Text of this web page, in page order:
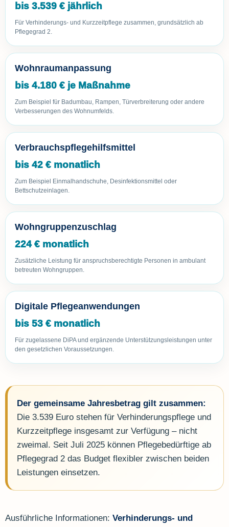
bis 3.539 € jährlich
Für Verhinderungs- und Kurzzeitpflege zusammen, grundsätzlich ab
Pflegegrad 2.
Wohnraumanpassung
bis 4.180 € je Maßnahme
Zum Beispiel für Badumbau, Rampen, Türverbreiterung oder andere
Verbesserungen des Wohnumfelds.
Verbrauchspflegehilfsmittel
bis 42 € monatlich
Zum Beispiel Einmalhandschuhe, Desinfektionsmittel oder
Bettschutzeinlagen.
Wohngruppenzuschlag
224 € monatlich
Zusätzliche Leistung für anspruchsberechtigte Personen in ambulant
betreuten Wohngruppen.
Digitale Pflegeanwendungen
bis 53 € monatlich
Für zugelassene DiPA und ergänzende Unterstützungsleistungen unter
den gesetzlichen Voraussetzungen.
Der gemeinsame Jahresbetrag gilt zusammen:
Die 3.539 Euro stehen für Verhinderungspflege und
Kurzzeitpflege insgesamt zur Verfügung – nicht
zweimal. Seit Juli 2025 können Pflegebedürftige ab
Pflegegrad 2 das Budget flexibler zwischen beiden
Leistungen einsetzen.
Ausführliche Informationen: Verhinderungs- und